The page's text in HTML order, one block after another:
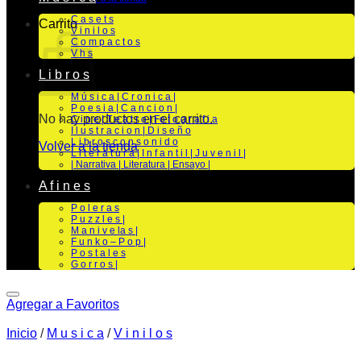
Carrito
No hay productos en el carrito.
Volver a la tienda
C a s e t s
V i n i l o s
C o m p a c t o s
V h s
L i b r o s
M ú s i c a | C r o n i c a |
P o e s i a | C a n c i o n |
C i n e | T e a t r o | Fo t o g r a f i a
I l u s t r a c i o n | D i s e ñ o
L i b r o s c o n s o n i d o
L i t e r a t u r a | I n f a n t i l | J u v e n i l |
| Narrativa | Literatura | Ensayo |
A f i n e s
P o l e r a s
P u z z l e s |
M a n i v e la s |
F u n k o – P o p |
P o s t a l e s
G o r r o s |
Agregar a Favoritos
Inicio / M u s i c a / V i n i l o s